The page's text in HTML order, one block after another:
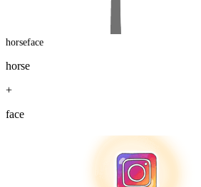
horseface
horse
+
face